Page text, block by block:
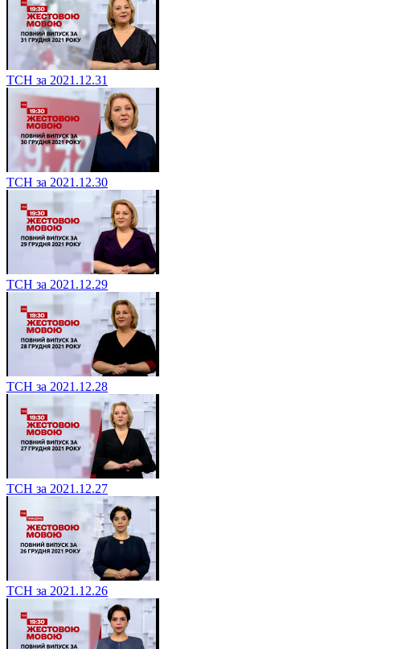
ТСН за 2021.12.31
ТСН за 2021.12.30
ТСН за 2021.12.29
ТСН за 2021.12.28
ТСН за 2021.12.27
ТСН за 2021.12.26